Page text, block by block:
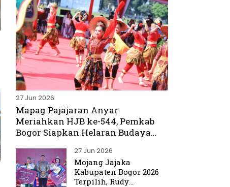
27 Jun 2026
Mapag Pajajaran Anyar
Meriahkan HJB ke-544, Pemkab
Bogor Siapkan Helaran Budaya
27 Jun 2026
Mojang Jajaka
Kabupaten Bogor 2026
Terpilih, Rudy